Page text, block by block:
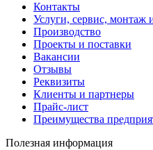
Контакты
Услуги, сервис, монтаж
Производство
Проекты и поставки
Вакансии
Отзывы
Реквизиты
Клиенты и партнеры
Прайс-лист
Преимущества
Полезная информация